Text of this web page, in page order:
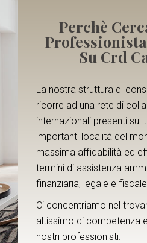
Perchè
Su Crd
La nostra struttura di
ricorre ad una rete di
internazionali presenti sul
importanti localitá del
massima affidabilità ed
termini di assistenza
finanziaria, legale e
Ci concentriamo nel
altissimo di competenza
nostri professionisti.